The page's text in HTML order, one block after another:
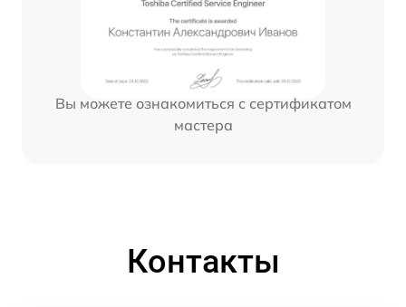
Вы можете ознакомиться с сертификатом
мастера
Контакты